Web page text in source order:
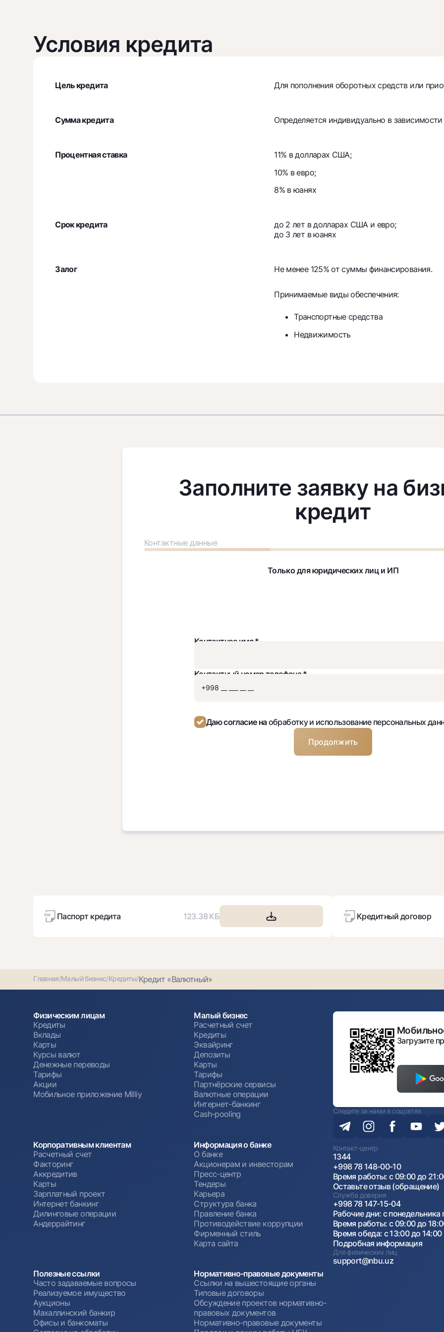
Условия кредита
Цель кредита Для пополнения оборотных средств или
Сумма кредита Определяется индивидуально в
Процентная ставка
11% в долларах США;
10% в евро;
8% в юанях
Срок кредита
до 2 лет в долларах США и евро;
до 3 лет в юанях
Залог Не менее 125% от суммы финансирования.
Принимаемые виды обеспечения:
Транспортные средства
Недвижимость
Заполните заявку на
кредит
Контактные данные
Только для юридических лиц и ИП
Контактное имя *
Контактный номер телефона *
Даю согласие наобработку и использование персональных
Продолжить
Паспорт кредита 123.38 КБ Кредитный договор
Главная/Малый бизнес/Кредиты/Кредит «Валютный»
Физическим лицам
Кредиты
Вклады
Карты
Курсы валют
Денежные переводы
Тарифы
Акции
Мобильное приложение Milliy
Малый бизнес
Расчетный счет
Кредиты
Эквайринг
Депозиты
Карты
Тарифы
Партнёрские сервисы
Валютные операции
Интернет-банкинг
Cash-pooling
Корпоративным клиентам
Расчетный счет
Факторинг
Аккредитив
Карты
Зарплатный проект
Интернет банкинг
Дилинговые операции
Андеррайтинг
Информация о банке
О банке
Акционерам и инвесторам
Пресс-центр
Тендеры
Карьера
Структура банка
Правление банка
Противодействие коррупции
Фирменный стиль
Карта сайта
Полезные ссылки
Часто задаваемые вопросы
Реализуемое имущество
Аукционы
Махаллинский банкир
Офисы и банкоматы
Нормативно-правовые документы
Ссылки на вышестоящие органы
Типовые договоры
Обсуждение проектов нормативно-
правовых документов
Нормативно-правовые документы
Загрузите
Следите за нами в соцсетях
Контакт-центр
1344
+998 78 148-00-10
Время работы: с 09:00 до
Оставьте отзыв (обращение)
Служба доверия
+998 78 147-15-04
Рабочие дни: с понедельника
Время работы: с 09:00 до
Время обеда: с 13:00 до 14:00
Подробная информация
Для физических лиц
support@nbu.uz